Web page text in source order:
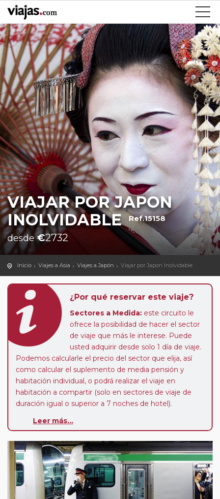
VIAJAR POR JAPON
INOLVIDABLE
Ref.15158
desde€2732
Inicio Viajes a Asia Viajes a Japón Viajar por Japon Inolvidable
¿Por qué reservar este viaje?
Sectores a Medida: este circuito le
ofrece la posibilidad de hacer el sector
de viaje que más le interese. Puede
usted adquirir desde solo 1 día de viaje.
Podemos calcularle el precio del sector que elija, así
como calcular el suplemento de media pensión y
habitación individual, o podrá realizar el viaje en
habitación a compartir (solo en sectores de viaje de
duración igual o superior a 7 noches de hotel).
Pasajero Club:este circuito, en cualquier época del
nosotros en los últimos 3 años y que pertenezcan a
nuestro Club de Pasajeros (cuya obtención se realiza
tras rellenar el cuestionario de satisfacción en "Mi viaje")
o los que estén en luna de miel contarán con un
descuento del 5%.
Leer más...